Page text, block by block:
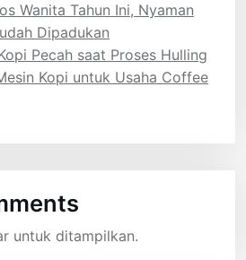
Wanita Tahun Ini, Nyaman
Dipadukan
Pecah saat Proses Hulling
Kopi untuk Usaha Coffee
untuk ditampilkan.